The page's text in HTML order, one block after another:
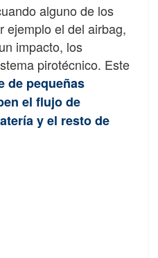
alguno de los
ejemplo el del airbag,
impacto, los
pirotécnico. Este
de pequeñas
el flujo de
y el resto de